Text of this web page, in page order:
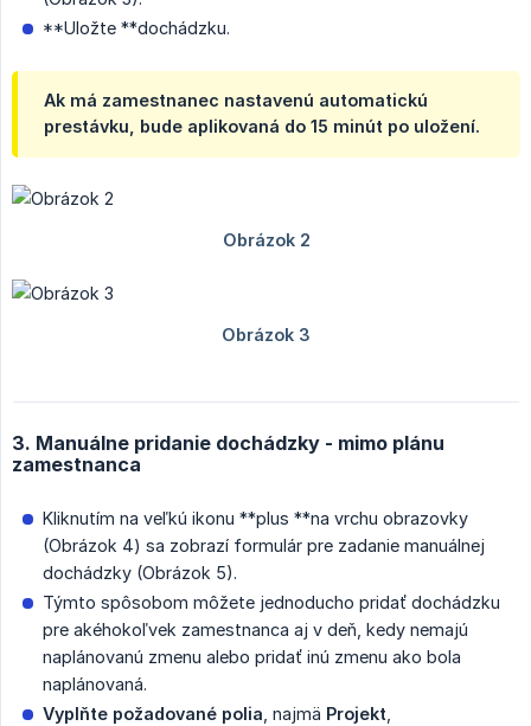
**Uložte **dochádzku.
Ak má zamestnanec nastavenú automatickú
prestávku, bude aplikovaná do 15 minút po uložení.
3. Manuálne pridanie dochádzky - mimo plánu
zamestnanca
Kliknutím na veľkú ikonu **plus **na vrchu obrazovky
(Obrázok 4) sa zobrazí formulár pre zadanie manuálnej
dochádzky (Obrázok 5).
Týmto spôsobom môžete jednoducho pridať dochádzku
pre akéhokoľvek zamestnanca aj v deň, kedy nemajú
naplánovanú zmenu alebo pridať inú zmenu ako bola
naplánovaná.
Vyplňte požadované polia , najmä Projekt